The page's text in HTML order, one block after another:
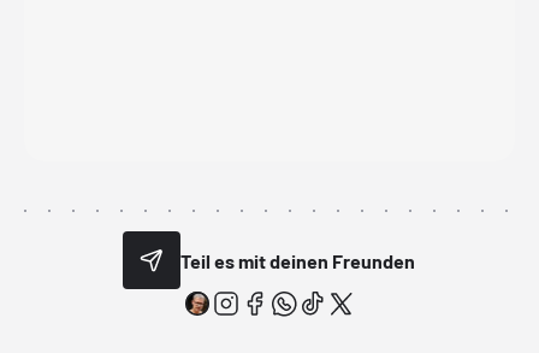
Teil es mit deinen Freunden